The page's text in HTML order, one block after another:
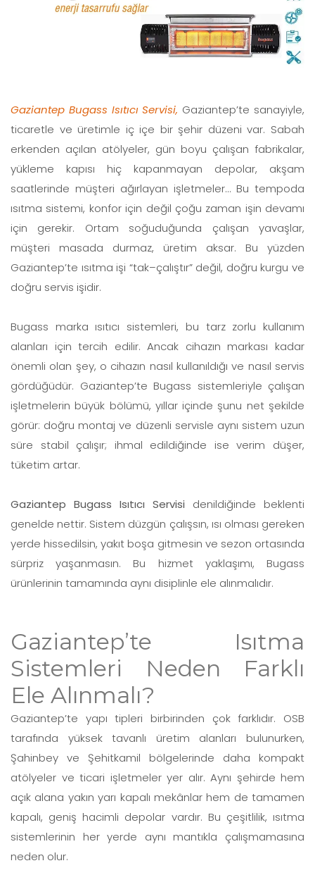
Gaziantep Bugass Isıtıcı Servisi, Gaziantep’te sanayiyle,
ticaretle ve üretimle iç içe bir şehir düzeni var. Sabah
erkenden açılan atölyeler, gün boyu çalışan fabrikalar,
yükleme kapısı hiç kapanmayan depolar, akşam
saatlerinde müşteri ağırlayan işletmeler… Bu tempoda
ısıtma sistemi, konfor için değil çoğu zaman işin devamı
için gerekir. Ortam soğuduğunda çalışan yavaşlar,
müşteri masada durmaz, üretim aksar. Bu yüzden
Gaziantep’te ısıtma işi “tak–çalıştır” değil, doğru kurgu ve
doğru servis işidir.
Bugass marka ısıtıcı sistemleri, bu tarz zorlu kullanım
alanları için tercih edilir. Ancak cihazın markası kadar
önemli olan şey, o cihazın nasıl kullanıldığı ve nasıl servis
gördüğüdür. Gaziantep’te Bugass sistemleriyle çalışan
işletmelerin büyük bölümü, yıllar içinde şunu net şekilde
görür: doğru montaj ve düzenli servisle aynı sistem uzun
süre stabil çalışır; ihmal edildiğinde ise verim düşer,
tüketim artar.
Gaziantep Bugass Isıtıcı Servisi denildiğinde beklenti
genelde nettir. Sistem düzgün çalışsın, ısı olması gereken
yerde hissedilsin, yakıt boşa gitmesin ve sezon ortasında
sürpriz yaşanmasın. Bu hizmet yaklaşımı, Bugass
ürünlerinin tamamında aynı disiplinle ele alınmalıdır.
Gaziantep’te Isıtma
Sistemleri Neden Farklı
Ele Alınmalı?
Gaziantep’te yapı tipleri birbirinden çok farklıdır. OSB
tarafında yüksek tavanlı üretim alanları bulunurken,
Şahinbey ve Şehitkamil bölgelerinde daha kompakt
atölyeler ve ticari işletmeler yer alır. Aynı şehirde hem
açık alana yakın yarı kapalı mekânlar hem de tamamen
kapalı, geniş hacimli depolar vardır. Bu çeşitlilik, ısıtma
sistemlerinin her yerde aynı mantıkla çalışmamasına
neden olur.